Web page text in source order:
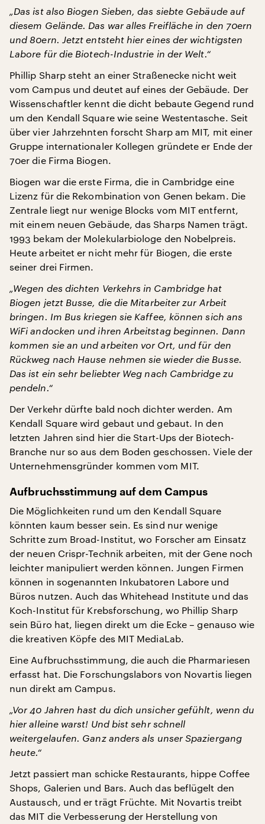
„Das ist also Biogen Sieben, das siebte Gebäude auf
diesem Gelände. Das war alles Freifläche in den 70ern
und 80ern. Jetzt entsteht hier eines der wichtigsten
Labore für die Biotech-Industrie in der Welt.“
Phillip Sharp steht an einer Straßenecke nicht weit
vom Campus und deutet auf eines der Gebäude. Der
Wissenschaftler kennt die dicht bebaute Gegend rund
um den Kendall Square wie seine Westentasche. Seit
über vier Jahrzehnten forscht Sharp am MIT, mit einer
Gruppe internationaler Kollegen gründete er Ende der
70er die Firma Biogen.
Biogen war die erste Firma, die in Cambridge eine
Lizenz für die Rekombination von Genen bekam. Die
Zentrale liegt nur wenige Blocks vom MIT entfernt,
mit einem neuen Gebäude, das Sharps Namen trägt.
1993 bekam der Molekularbiologe den Nobelpreis.
Heute arbeitet er nicht mehr für Biogen, die erste
seiner drei Firmen.
„Wegen des dichten Verkehrs in Cambridge hat
Biogen jetzt Busse, die die Mitarbeiter zur Arbeit
bringen. Im Bus kriegen sie Kaffee, können sich ans
WiFi andocken und ihren Arbeitstag beginnen. Dann
kommen sie an und arbeiten vor Ort, und für den
Rückweg nach Hause nehmen sie wieder die Busse.
Das ist ein sehr beliebter Weg nach Cambridge zu
pendeln.“
Der Verkehr dürfte bald noch dichter werden. Am
Kendall Square wird gebaut und gebaut. In den
letzten Jahren sind hier die Start-Ups der Biotech-
Branche nur so aus dem Boden geschossen. Viele der
Unternehmensgründer kommen vom MIT.
Aufbruchsstimmung auf dem Campus
Die Möglichkeiten rund um den Kendall Square
könnten kaum besser sein. Es sind nur wenige
Schritte zum Broad-Institut, wo Forscher am Einsatz
der neuen Crispr-Technik arbeiten, mit der Gene noch
leichter manipuliert werden können. Jungen Firmen
können in sogenannten Inkubatoren Labore und
Büros nutzen. Auch das Whitehead Institute und das
Koch-Institut für Krebsforschung, wo Phillip Sharp
sein Büro hat, liegen direkt um die Ecke – genauso wie
die kreativen Köpfe des MIT MediaLab.
Eine Aufbruchsstimmung, die auch die Pharmariesen
erfasst hat. Die Forschungslabors von Novartis liegen
nun direkt am Campus.
„Vor 40 Jahren hast du dich unsicher gefühlt, wenn du
hier alleine warst! Und bist sehr schnell
weitergelaufen. Ganz anders als unser Spaziergang
heute.“
Jetzt passiert man schicke Restaurants, hippe Coffee
Shops, Galerien und Bars. Auch das beflügelt den
Austausch, und er trägt Früchte. Mit Novartis treibt
das MIT die Verbesserung der Herstellung von